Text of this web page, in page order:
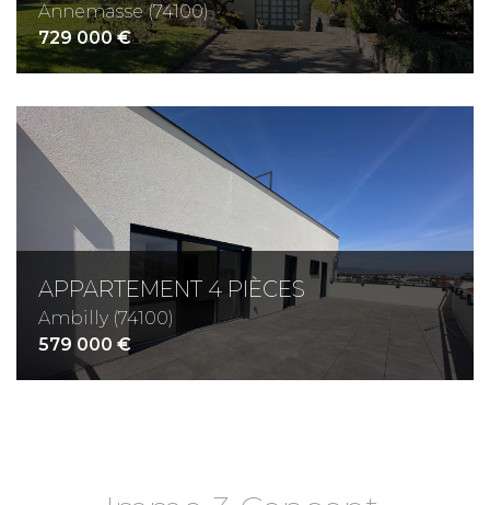
Annemasse (74100)
729 000 €
APPARTEMENT 4 PIÈCES
Ambilly (74100)
579 000 €